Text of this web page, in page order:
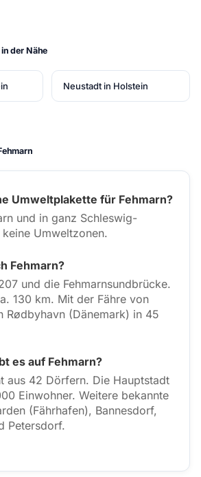
der Nähe
Neustadt in Holstein
Umweltplakette für Fehmarn?
und in ganz Schleswig-
Umweltzonen.
Fehmarn?
und die Fehmarnsundbrücke.
130 km. Mit der Fähre von
Rødbyhavn (Dänemark) in 45
es auf Fehmarn?
aus 42 Dörfern. Die Hauptstadt
Einwohner. Weitere bekannte
(Fährhafen), Bannesdorf,
Petersdorf.